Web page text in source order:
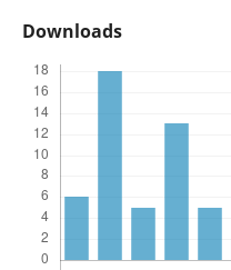
Downloads